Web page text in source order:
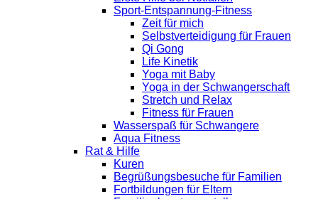
Sport-Entspannung-Fitness
Zeit für mich
Selbstverteidigung für Frauen
Qi Gong
Life Kinetik
Yoga mit Baby
Yoga in der Schwangerschaft
Stretch und Relax
Fitness für Frauen
Wasserspaß für Schwangere
Aqua Fitness
Rat & Hilfe
Kuren
Begrüßungsbesuche für Familien
Fortbildungen für Eltern